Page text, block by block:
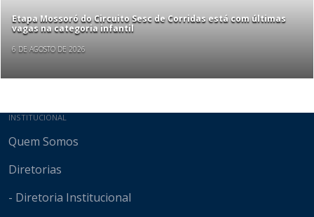
Etapa Mossoró do Circuito Sesc de Corridas está com últimas
vagas na categoria infantil
6 DE AGOSTO DE 2026
Mapa do site
INSTITUCIONAL
Quem Somos
Diretorias
- Diretoria Institucional